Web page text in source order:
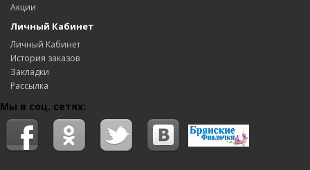
Акции
Личный Кабинет
Личный Кабинет
История заказов
Закладки
Рассылка
Мы в соц. сетях: